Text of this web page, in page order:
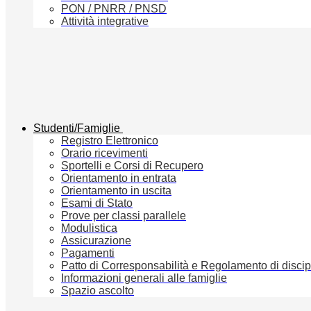
PON / PNRR / PNSD
Attività integrative
Studenti/Famiglie
Registro Elettronico
Orario ricevimenti
Sportelli e Corsi di Recupero
Orientamento in entrata
Orientamento in uscita
Esami di Stato
Prove per classi parallele
Modulistica
Assicurazione
Pagamenti
Patto di Corresponsabilità e Regolamento di
Informazioni generali alle famiglie
Spazio ascolto